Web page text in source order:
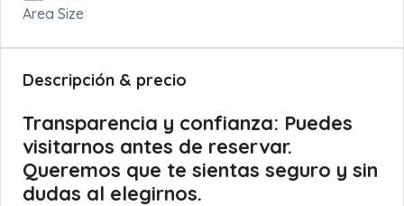
Area Size
Descripción & precio
Transparencia y confianza: Puedes
visitarnos antes de reservar.
Queremos que te sientas seguro y sin
dudas al elegirnos.